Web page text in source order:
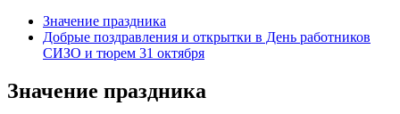
Значение праздника
Добрые поздравления и открытки в День работников
СИЗО и тюрем 31 октября
Значение праздника